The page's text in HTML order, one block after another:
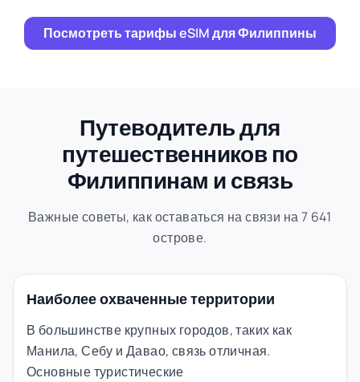
Посмотреть тарифы eSIM для Филиппины
Путеводитель для
путешественников по
Филиппинам и связь
Важные советы, как оставаться на связи на 7 641
острове.
Наиболее охваченные территории
В большинстве крупных городов, таких как
Манила, Себу и Давао, связь отличная.
Основные туристические